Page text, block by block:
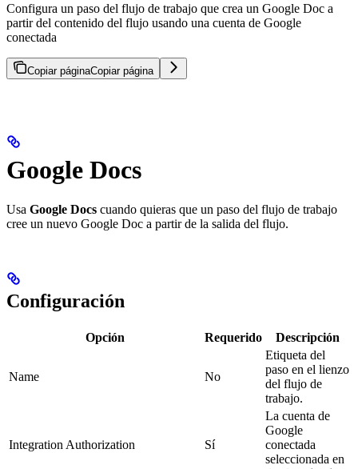
Configura un paso del flujo de trabajo que crea un Google Doc a
partir del contenido del flujo usando una cuenta de Google
conectada
Copiar páginaCopiar página
Google Docs
Usa Google Docs cuando quieras que un paso del flujo de trabajo
cree un nuevo Google Doc a partir de la salida del flujo.
Configuración
Opción Requerido Descripción
Name No
Etiqueta del
paso en el lienzo
del flujo de
trabajo.
Integration Authorization Sí
La cuenta de
Google
conectada
seleccionada en